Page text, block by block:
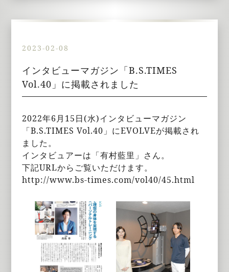
2023-02-08
インタビューマガジン「B.S.TIMES
Vol.40」に掲載されました
2022年6月15日(水)インタビューマガジン
「B.S.TIMES Vol.40」にEVOLVEが掲載され
ました。
インタビュアーは「有村藍里」さん。
下記URLからご覧いただけます。
http://www.bs-times.com/vol40/45.html